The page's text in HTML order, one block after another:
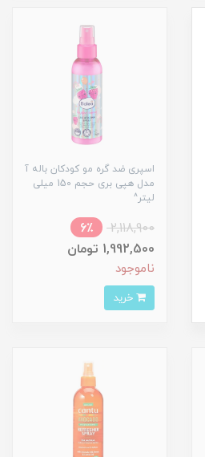
اسپری ضد گره مو کودکان باله آ
مدل هپی بری حجم 150 میلی
لیتر^
2,118,900
6٪
1,992,500 تومان
ناموجود